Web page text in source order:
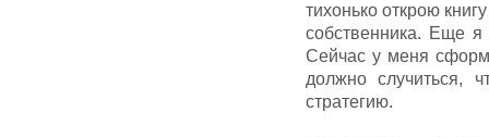
тихонько открою
собственника. Еще
Сейчас у меня
должно случиться,
стратегию.